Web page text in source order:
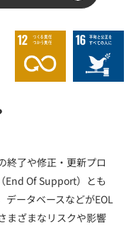
終了や修正・更新プロ
End Of Support）とも
ータベースなどがEOL
まざまなリスクや影響